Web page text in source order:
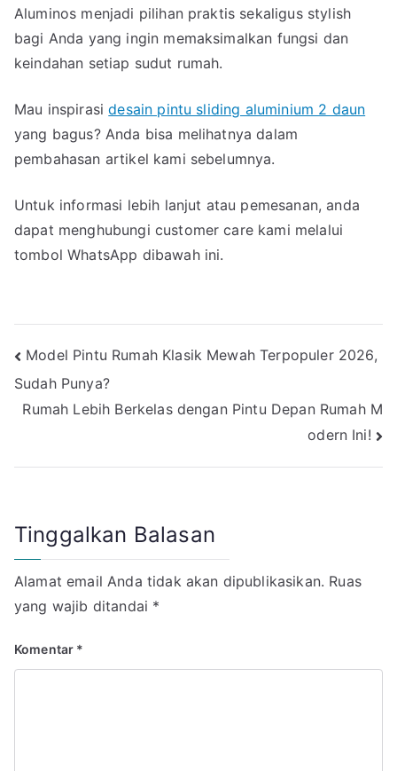
Aluminos menjadi pilihan praktis sekaligus stylish
bagi Anda yang ingin memaksimalkan fungsi dan
keindahan setiap sudut rumah.
Mau inspirasidesain pintu sliding aluminium 2 daun
yang bagus? Anda bisa melihatnya dalam
pembahasan artikel kami sebelumnya.
Untuk informasi lebih lanjut atau pemesanan, anda
dapat menghubungi customer care kami melalui
tombol WhatsApp dibawah ini.
Navigasi
pos
Model Pintu Rumah Klasik Mewah Terpopuler 2026,
Sudah Punya?
Rumah Lebih Berkelas dengan Pintu Depan Rumah M
odern Ini!
Tinggalkan Balasan
Alamat email Anda tidak akan dipublikasikan. Ruas
yang wajib ditandai *
Komentar *